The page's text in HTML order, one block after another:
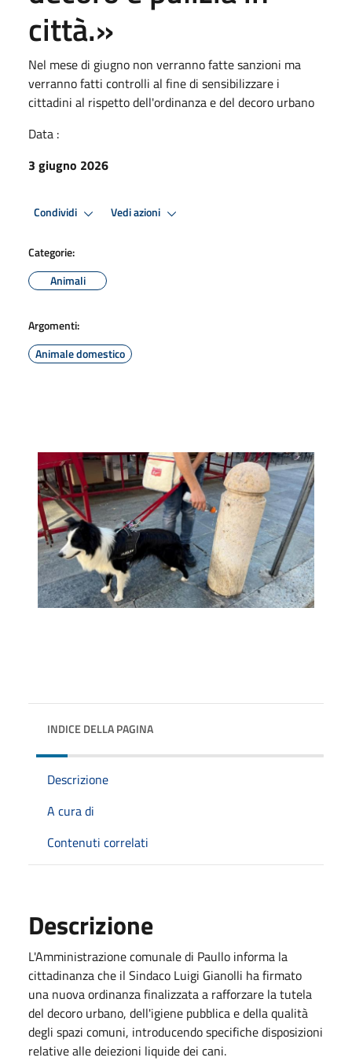
città.»
Nel mese di giugno non verranno fatte sanzioni ma
verranno fatti controlli al fine di sensibilizzare i
cittadini al rispetto dell'ordinanza e del decoro urbano
Data :
3 giugno 2026
Condividi Vedi azioni
Categorie:
Animali
Argomenti:
Animale domestico
INDICE DELLA PAGINA
Descrizione
A cura di
Contenuti correlati
Descrizione
L'Amministrazione comunale di Paullo informa la
cittadinanza che il Sindaco Luigi Gianolli ha firmato
una nuova ordinanza finalizzata a rafforzare la tutela
del decoro urbano, dell'igiene pubblica e della qualità
degli spazi comuni, introducendo specifiche disposizioni
relative alle deiezioni liquide dei cani.